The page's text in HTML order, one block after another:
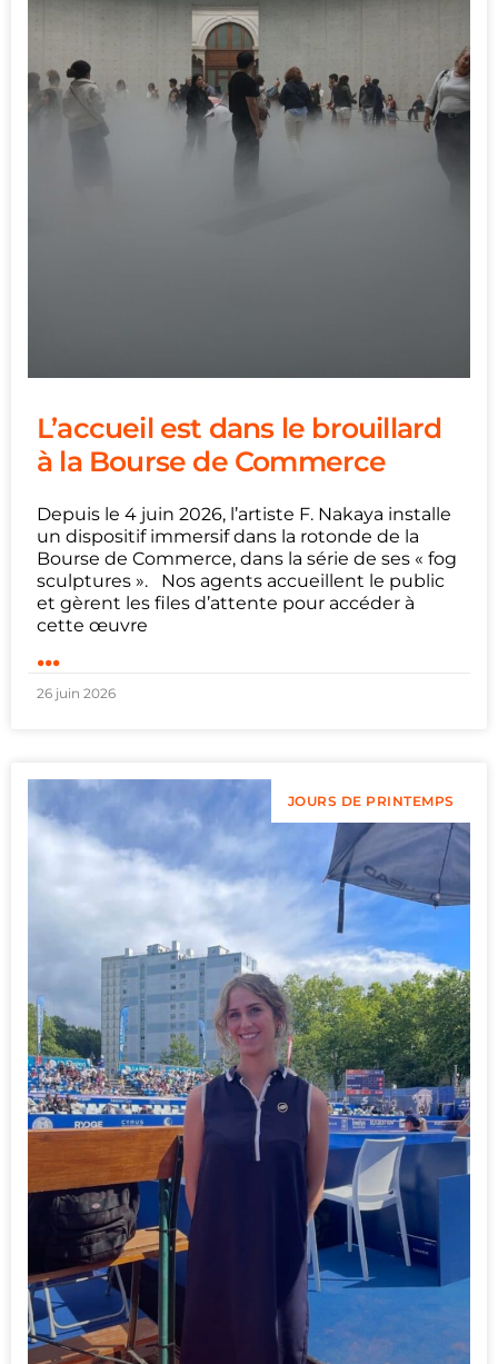
L’accueil est dans le brouillard
à la Bourse de Commerce
Depuis le 4 juin 2026, l’artiste F. Nakaya installe
un dispositif immersif dans la rotonde de la
Bourse de Commerce, dans la série de ses « fog
sculptures ». Nos agents accueillent le public
et gèrent les files d’attente pour accéder à
cette œuvre
...
26 juin 2026
JOURS DE PRINTEMPS